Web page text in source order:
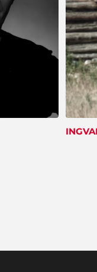
inspiration og
lige følger op og
information. Vi har
os til
hjælpen".
Hans Laursen
"Det var en stor
arrangementet og
for god inspiration